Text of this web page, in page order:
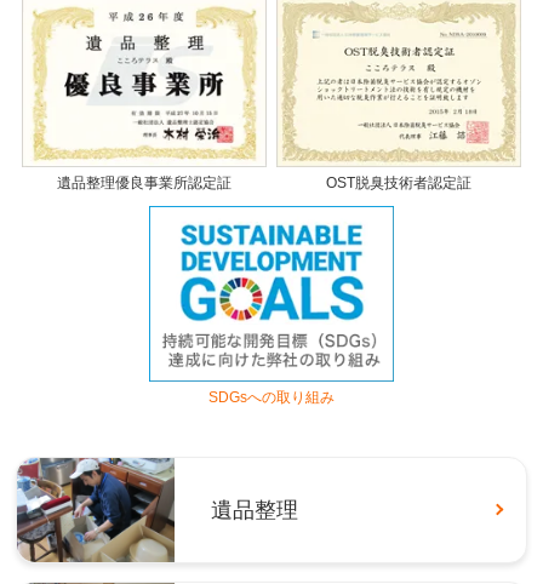
遺品整理優良事業所認定証 OST脱臭技術者認定証
SDGsへの取り組み
遺品整理